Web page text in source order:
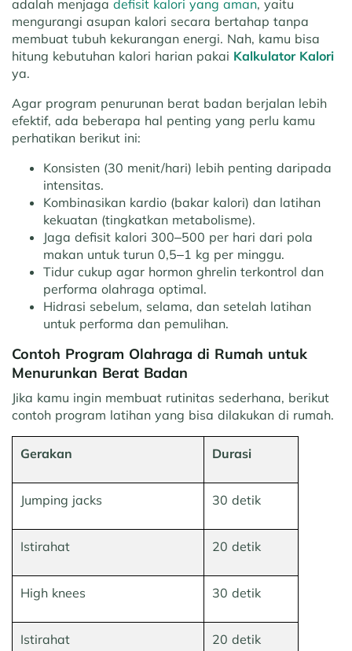
adalah menjaga defisit kalori yang aman, yaitu
mengurangi asupan kalori secara bertahap tanpa
membuat tubuh kekurangan energi. Nah, kamu bisa
hitung kebutuhan kalori harian pakai Kalkulator Kalori
ya.
Agar program penurunan berat badan berjalan lebih
efektif, ada beberapa hal penting yang perlu kamu
perhatikan berikut ini:
Konsisten (30 menit/hari) lebih penting daripada
intensitas.
Kombinasikan kardio (bakar kalori) dan latihan
kekuatan (tingkatkan metabolisme).
Jaga defisit kalori 300–500 per hari dari pola
makan untuk turun 0,5–1 kg per minggu.
Tidur cukup agar hormon ghrelin terkontrol dan
performa olahraga optimal.
Hidrasi sebelum, selama, dan setelah latihan
untuk performa dan pemulihan.
Contoh Program Olahraga di Rumah untuk
Menurunkan Berat Badan
Jika kamu ingin membuat rutinitas sederhana, berikut
contoh program latihan yang bisa dilakukan di rumah.
Gerakan Durasi
Jumping jacks 30 detik
Istirahat 20 detik
High knees 30 detik
Istirahat 20 detik